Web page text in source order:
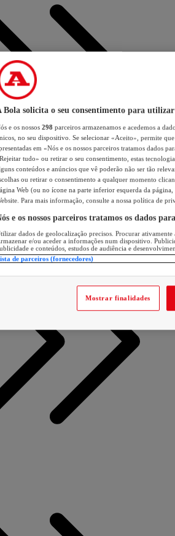
Bola solicita o seu consentimento para utilizar
e os nossos 298 parceiros armazenamos e acedemos a
no seu dispositivo. Se selecionar «Aceito», permite
em «Nós e os nossos parceiros tratamos dados
tudo» ou retirar o seu consentimento, estas
conteúdos e anúncios que vê poderão não ser tão
ou retirar o consentimento a qualquer momento
Web (ou no ícone na parte inferior esquerda da página,
Para mais informação, consulte a nossa política de
e os nossos parceiros tratamos os dados
dados de geolocalização precisos. Procurar
e/ou aceder a informações num dispositivo.
e conteúdos, estudos de audiência e
de parceiros (fornecedores)
Mostrar finalidades